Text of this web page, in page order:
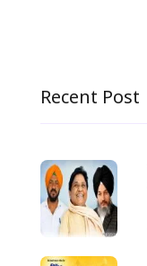
Recent Post